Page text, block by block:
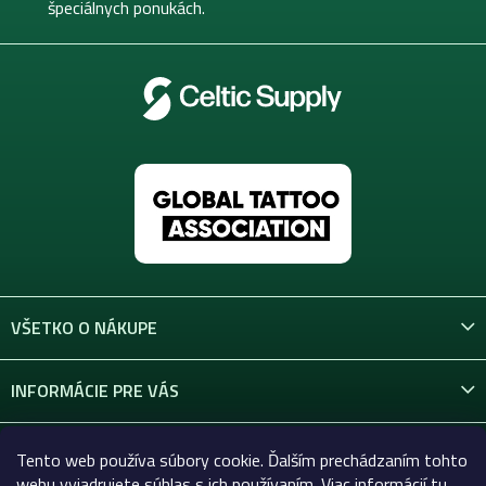
Tento web používa súbory cookie. Ďalším prechádzaním tohto
špeciálnych ponukách.
VŠETKO O NÁKUPE
INFORMÁCIE PRE VÁS
KONTAKT